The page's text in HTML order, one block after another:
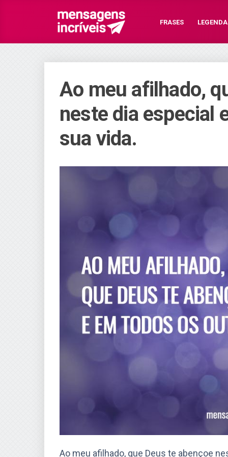
FRASES
Ao meu afilhado,
neste dia especial
sua vida.
Ao meu afilhado, que Deus te abençoe